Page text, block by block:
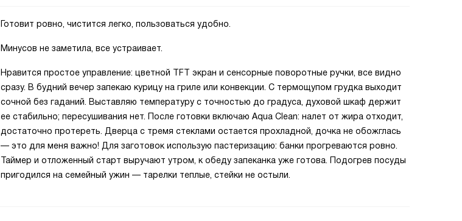
Готовит ровно, чистится легко, пользоваться удобно.
Минусов не заметила, все устраивает.
Нравится простое управление: цветной TFT экран и сенсорные поворотные ручки, все видно
сразу. В будний вечер запекаю курицу на гриле или конвекции. С термощупом грудка выходит
сочной без гаданий. Выставляю температуру с точностью до градуса, духовой шкаф держит
ее стабильно; пересушивания нет. После готовки включаю Aqua Clean: налет от жира отходит,
достаточно протереть. Дверца с тремя стеклами остается прохладной, дочка не обожглась
— это для меня важно! Для заготовок использую пастеризацию: банки прогреваются ровно.
Таймер и отложенный старт выручают утром, к обеду запеканка уже готова. Подогрев посуды
пригодился на семейный ужин — тарелки теплые, стейки не остыли.